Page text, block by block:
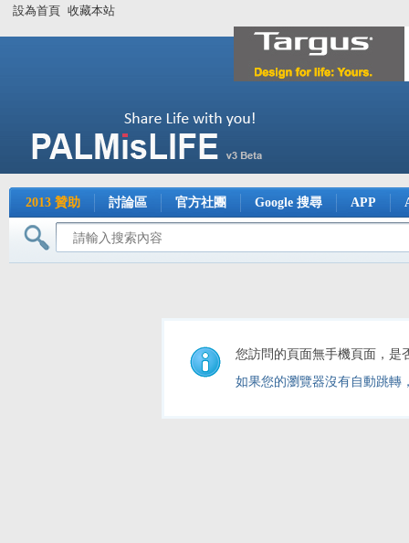
設為首頁 收藏本站
2013 贊助 討論區 官方社團 Google 搜尋 APP
您訪問的頁面無手機頁面，是
如果您的瀏覽器沒有自動跳轉